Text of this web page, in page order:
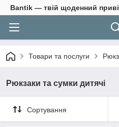
Bantik — твій щоденний
Товари та послуги
Рюкзаки та сумки дитячі
Сортування